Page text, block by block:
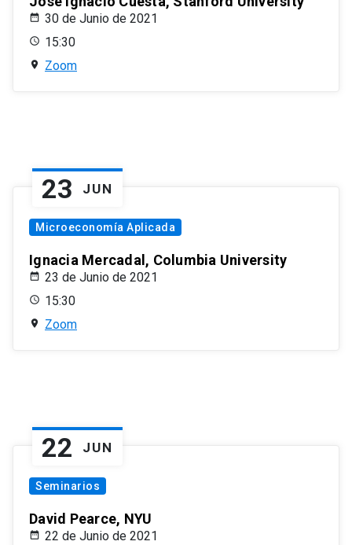
30 de Junio de 2021
15:30
Zoom
23 JUN
Microeconomía Aplicada
Ignacia Mercadal, Columbia University
23 de Junio de 2021
15:30
Zoom
22 JUN
Seminarios
David Pearce, NYU
22 de Junio de 2021